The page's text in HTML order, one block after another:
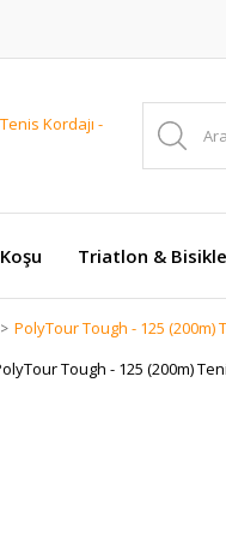
Koşu Triatlon &
PolyTour Tough - 125 (200m)